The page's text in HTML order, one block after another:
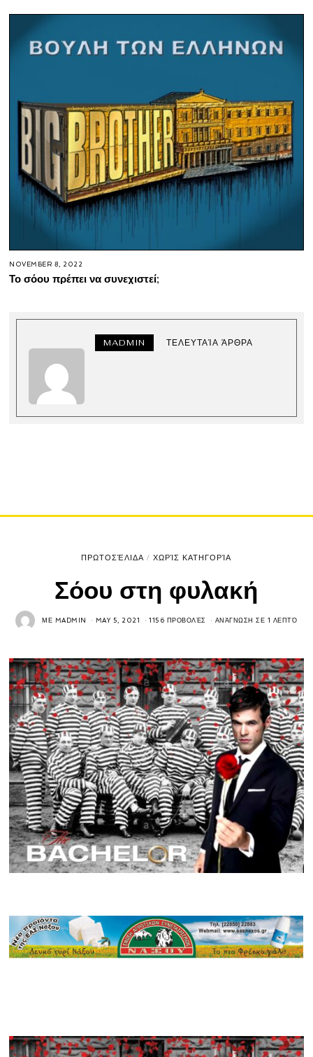
NOVEMBER 8, 2022
Το σόου πρέπει να συνεχιστεί;
MADMIN ΤΕΛΕΥΤΑΊΑ ΆΡΘΡΑ
ΠΡΩΤΟΣΈΛΙΔΑ / ΧΩΡΊΣ ΚΑΤΗΓΟΡΊΑ
Σόου στη φυλακή
ΜΕ MADMIN MAY 5, 2021 1156 ΠΡΟΒΟΛΈΣ ΑΝΆΓΝΩΣΗ ΣΕ 1 ΛΕΠΤΌ